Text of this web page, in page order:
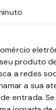
produto
a redes
a sua
entrada.